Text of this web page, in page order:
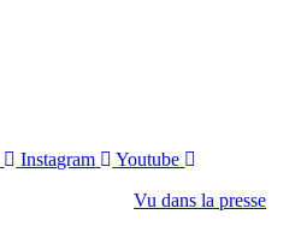
Instagram
Youtube
Vu dans la presse